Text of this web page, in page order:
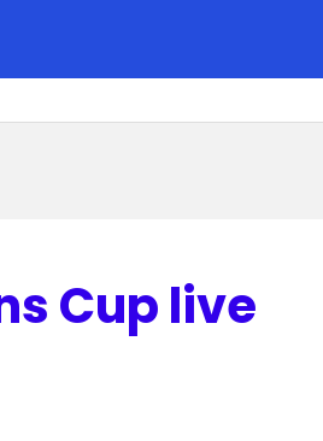
Cup live